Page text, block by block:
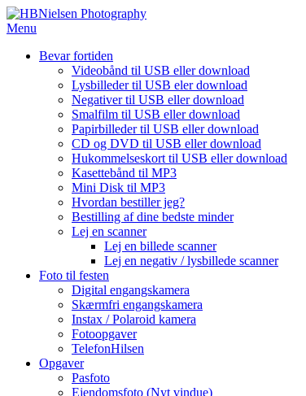
Spring
til
Menu
Bevar fortiden
Videobånd til USB eller download
Lysbilleder til USB eler download
Negativer til USB eller download
Smalfilm til USB eller download
Papirbilleder til USB eller download
CD og DVD til USB eller download
Hukommelseskort til USB eller download
Kasettebånd til MP3
Mini Disk til MP3
Hvordan bestiller jeg?
Bestilling af dine bedste minder
Lej en scanner
Lej en billede scanner
Lej en negativ / lysbillede scanner
Foto til festen
Digital engangskamera
Skærmfri engangskamera
Instax / Polaroid kamera
Fotoopgaver
TelefonHilsen
Opgaver
Pasfoto
Ejendomsfoto (Nyt vindue)